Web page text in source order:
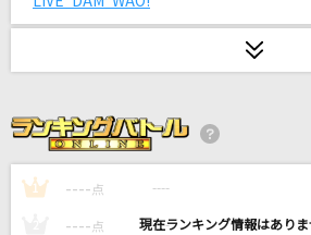
[オリカラ]色は匂へど 散りぬるを
[生音]Tomorrow never knows
Mr.Children
[生音]366日
1 ---- 点 ----
---- 点 ----